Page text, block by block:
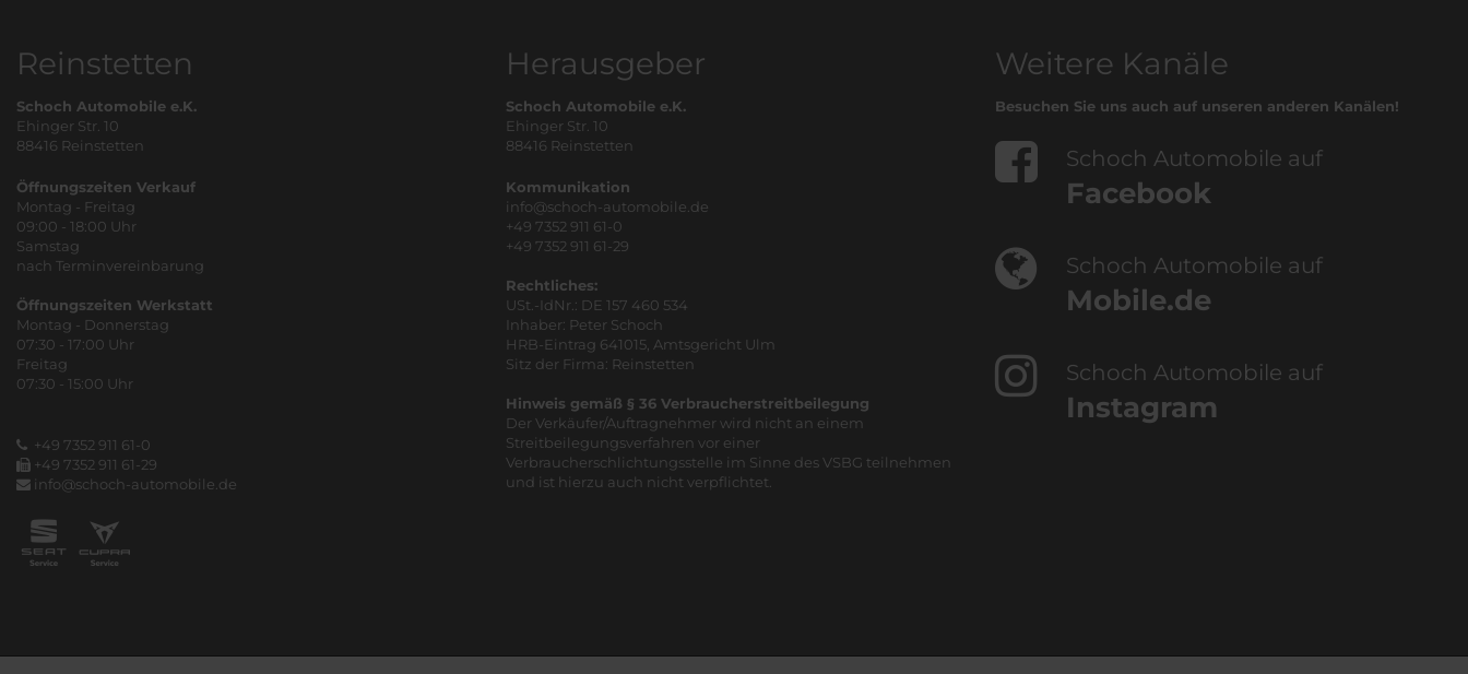
Reinstetten
Schoch Automobile e.K.
Ehinger Str. 10
88416 Reinstetten
Öffnungszeiten Verkauf
Montag - Freitag
09:00 - 18:00 Uhr
Samstag
nach Terminvereinbarung
Öffnungszeiten Werkstatt
Montag - Donnerstag
07:30 - 17:00 Uhr
Freitag
07:30 - 15:00 Uhr
+49 7352 911 61-0
+49 7352 911 61-29
info@schoch-automobile.de
Herausgeber
Schoch Automobile e.K.
Ehinger Str. 10
88416 Reinstetten
Kommunikation
info@schoch-automobile.de
+49 7352 911 61-0
+49 7352 911 61-29
Rechtliches:
USt.-IdNr.: DE 157 460 534
Inhaber: Peter Schoch
HRB-Eintrag 641015, Amtsgericht Ulm
Sitz der Firma: Reinstetten
Hinweis gemäß § 36 Verbraucherstreitbeilegung
Der Verkäufer/Auftragnehmer wird nicht an einem
Streitbeilegungsverfahren vor einer
Verbraucherschlichtungsstelle im Sinne des VSBG teilnehmen
und ist hierzu auch nicht verpflichtet.
Weitere Kanäle
Besuchen Sie uns auch auf unseren anderen Kanälen!
Schoch Automobile auf
Facebook
Schoch Automobile auf
Mobile.de
Schoch Automobile auf
Instagram